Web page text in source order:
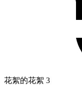
花絮的花絮 3